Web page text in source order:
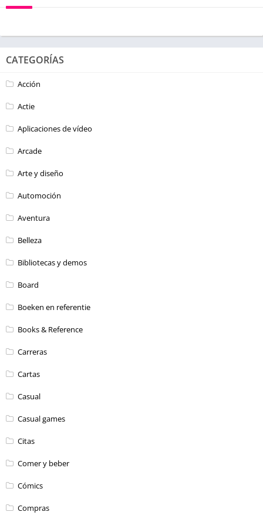
CATEGORÍAS
Acción
Actie
Aplicaciones de vídeo
Arcade
Arte y diseño
Automoción
Aventura
Belleza
Bibliotecas y demos
Board
Boeken en referentie
Books & Reference
Carreras
Cartas
Casual
Casual games
Citas
Comer y beber
Cómics
Compras